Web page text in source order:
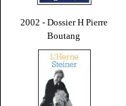
2002 - Dossier H Pierre
Boutang